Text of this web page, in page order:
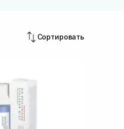
Сортировать